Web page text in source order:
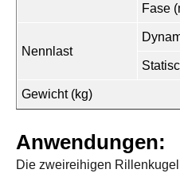
Fase
Nennlast
Gewicht (kg)
Anwendungen:
Die zweireihigen